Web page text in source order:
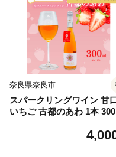
奈良県奈良市
スパークリングワイン 甘
いちご 古都のあわ 1本
ワイン 古都華 ことか 100